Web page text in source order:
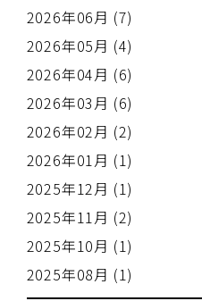
2026年06月 (7)
2026年05月 (4)
2026年04月 (6)
2026年03月 (6)
2026年02月 (2)
2026年01月 (1)
2025年12月 (1)
2025年11月 (2)
2025年10月 (1)
2025年08月 (1)